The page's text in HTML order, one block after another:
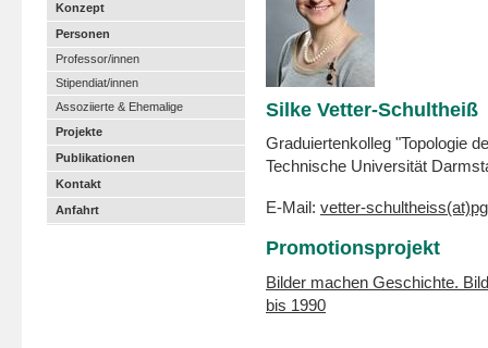
Konzept
Personen
Professor/innen
Stipendiat/innen
Assoziierte & Ehemalige
Projekte
Publikationen
Kontakt
Anfahrt
Silke Vetter-Schultheiß
Graduiertenkolleg "Topologie
Technische Universität
E-Mail: vetter-
Promotionsprojekt
Bilder machen Geschichte.
bis 1990